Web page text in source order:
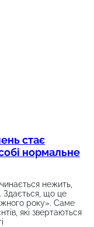
стає
нормальне
нежить,
Здається, що це
року». Саме
які звертаються